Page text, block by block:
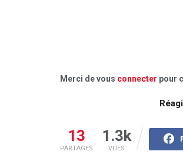
Merci de vous connecter pour
13
PARTAGES
1.3k
VUES